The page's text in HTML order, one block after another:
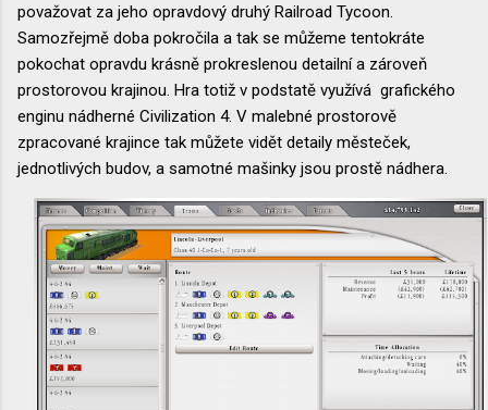
považovat za jeho opravdový druhý Railroad Tycoon.
Samozřejmě doba pokročila a tak se můžeme tentokráte
pokochat opravdu krásně prokreslenou detailní a zároveň
prostorovou krajinou. Hra totiž v podstatě využívá grafického
enginu nádherné Civilization 4. V malebné prostorově
zpracované krajince tak můžete vidět detaily městeček,
jednotlivých budov, a samotné mašinky jsou prostě nádhera.